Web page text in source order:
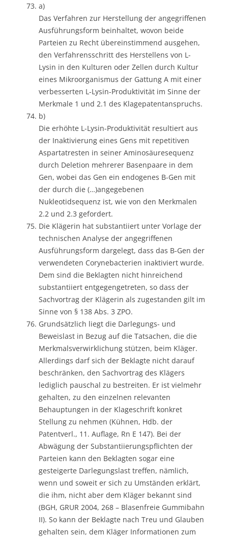
a)
Das Verfahren zur Herstellung der angegriffenen
Ausführungsform beinhaltet, wovon beide
Parteien zu Recht übereinstimmend ausgehen,
den Verfahrensschritt des Herstellens von L-
Lysin in den Kulturen oder Zellen durch Kultur
eines Mikroorganismus der Gattung A mit einer
verbesserten L-Lysin-Produktivität im Sinne der
Merkmale 1 und 2.1 des Klagepatentanspruchs.
b)
Die erhöhte L-Lysin-Produktivität resultiert aus
der Inaktivierung eines Gens mit repetitiven
Aspartatresten in seiner Aminosäuresequenz
durch Deletion mehrerer Basenpaare in dem
Gen, wobei das Gen ein endogenes B-Gen mit
der durch die (…)angegebenen
Nukleotidsequenz ist, wie von den Merkmalen
2.2 und 2.3 gefordert.
Die Klägerin hat substantiiert unter Vorlage der
technischen Analyse der angegriffenen
Ausführungsform dargelegt, dass das B-Gen der
verwendeten Corynebacterien inaktiviert wurde.
Dem sind die Beklagten nicht hinreichend
substantiiert entgegengetreten, so dass der
Sachvortrag der Klägerin als zugestanden gilt im
Sinne von § 138 Abs. 3 ZPO.
Grundsätzlich liegt die Darlegungs- und
Beweislast in Bezug auf die Tatsachen, die die
Merkmalsverwirklichung stützen, beim Kläger.
Allerdings darf sich der Beklagte nicht darauf
beschränken, den Sachvortrag des Klägers
lediglich pauschal zu bestreiten. Er ist vielmehr
gehalten, zu den einzelnen relevanten
Behauptungen in der Klageschrift konkret
Stellung zu nehmen (Kühnen, Hdb. der
Patentverl., 11. Auflage, Rn E 147). Bei der
Abwägung der Substantiierungspflichten der
Parteien kann den Beklagten sogar eine
gesteigerte Darlegungslast treffen, nämlich,
wenn und soweit er sich zu Umständen erklärt,
die ihm, nicht aber dem Kläger bekannt sind
(BGH, GRUR 2004, 268 – Blasenfreie Gummibahn
II). So kann der Beklagte nach Treu und Glauben
gehalten sein, dem Kläger Informationen zum